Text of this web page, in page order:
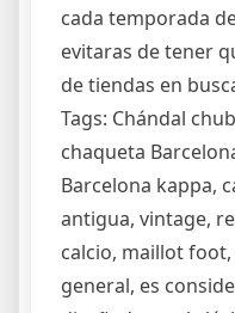
cada temporada
evitaras de tener
de tiendas en
Tags: Chándal
chaqueta
Barcelona kappa,
antigua, vintage,
calcio, maillot
general, es